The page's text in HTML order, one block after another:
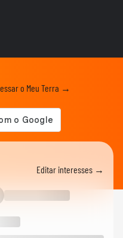
recado a Paredes
Gavi na final...
após fonte desabar
do título...
DA FIFA 2026
entram em
PM no RJ após...
o Meu Terra →
Editar interesses →